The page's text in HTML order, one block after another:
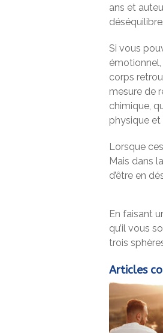
ans et
Si vous
corps
mesure de
chimique,
physique
Lorsque
Mais dans
d’être en
En faisant
qu’il vous
trois
Articles